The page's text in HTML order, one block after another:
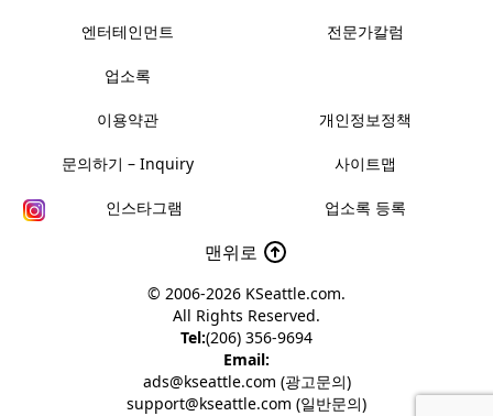
엔터테인먼트 전문가칼럼
업소록
이용약관 개인정보정책
문의하기 – Inquiry 사이트맵
인스타그램 업소록 등록
맨위로
© 2006-2026 KSeattle.com.
All Rights Reserved.
Tel:(206) 356-9694
Email:
ads@kseattle.com (광고문의)
support@kseattle.com (일반문의)